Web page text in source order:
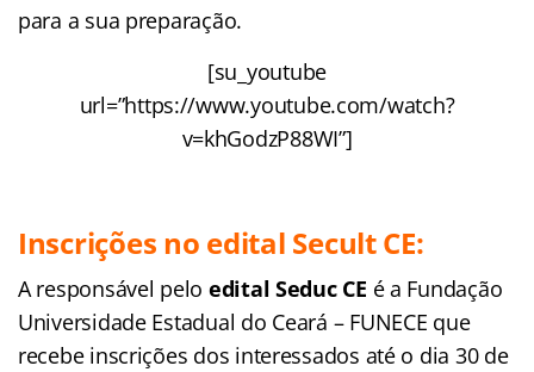
para a sua preparação.
[su_youtube
url=”https://www.youtube.com/watch?
v=khGodzP88WI”]
Inscrições no edital Secult CE:
A responsável pelo edital Seduc CE é a Fundação
Universidade Estadual do Ceará – FUNECE que
recebe inscrições dos interessados até o dia 30 de